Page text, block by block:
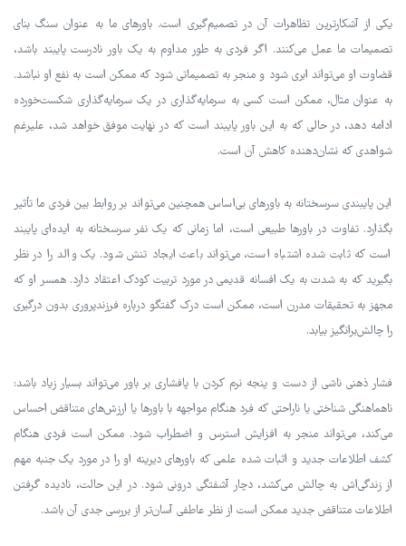
یکی از آشکارترین تظاهرات آن در تصمیم‌گیری است. باورهای ما به عنوان سنگ بنای
تصمیمات ما عمل می‌کنند. اگر فردی به طور مداوم به یک باور نادرست پایبند باشد،
قضاوت او می‌تواند ابری شود و منجر به تصمیماتی شود که ممکن است به نفع او نباشد.
به عنوان مثال، ممکن است کسی به سرمایه‌گذاری در یک سرمایه‌گذاری شکست‌خورده
ادامه دهد، در حالی که به این باور پایبند است که در نهایت موفق خواهد شد، علیرغم
شواهدی که نشان‌دهنده کاهش آن است.
این پایبندی سرسختانه به باورهای بی‌اساس همچنین می‌تواند بر روابط بین فردی ما تأثیر
بگذارد. تفاوت در باورها طبیعی است، اما زمانی که یک نفر سرسختانه به ایده‌ای پایبند
است که ثابت شده اشتباه است، می‌تواند باعث ایجاد تنش شود. یک والد را در نظر
بگیرید که به شدت به یک افسانه قدیمی در مورد تربیت کودک اعتقاد دارد. همسر او که
مجهز به تحقیقات مدرن است، ممکن است درک گفتگو درباره فرزندپروری بدون درگیری
را چالش‌برانگیز بیابد.
فشار ذهنی ناشی از دست و پنجه نرم کردن با پافشاری بر باور می‌تواند بسیار زیاد باشد:
ناهماهنگی شناختی یا ناراحتی که فرد هنگام مواجهه با باورها یا ارزش‌های متناقض احساس
می‌کند، می‌تواند منجر به افزایش استرس و اضطراب شود. ممکن است فردی هنگام
کشف اطلاعات جدید و اثبات شده علمی که باورهای دیرینه او را در مورد یک جنبه مهم
از زندگی‌اش به چالش می‌کشد، دچار آشفتگی درونی شود. در این حالت، نادیده گرفتن
اطلاعات متناقض جدید ممکن است از نظر عاطفی آسان‌تر از بررسی جدی آن باشد.